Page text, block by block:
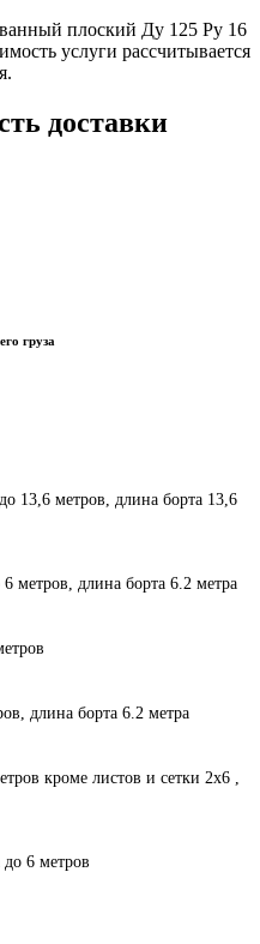
плоский Ду 125 Ру 16
услуги рассчитывается
доставки
груза
13,6 метров, длина борта 13,6
метров, длина борта 6.2 метра
длина борта 6.2 метра
кроме листов и сетки 2х6 ,
6 метров